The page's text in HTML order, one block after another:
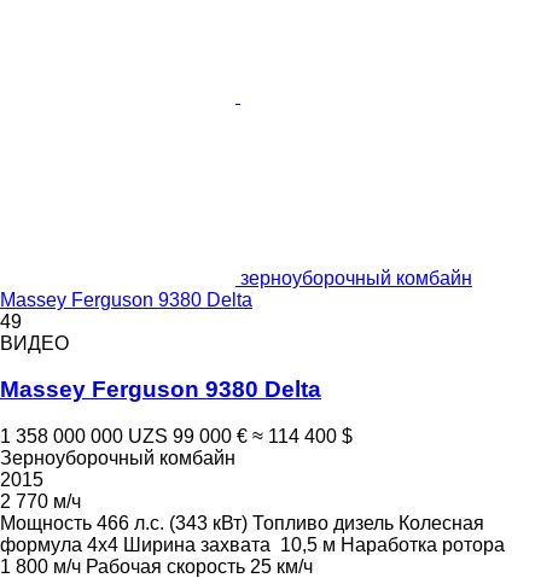
зерноуборочный комбайн
Massey Ferguson 9380 Delta
49
ВИДЕО
Massey Ferguson 9380 Delta
1 358 000 000 UZS 99 000 € ≈ 114 400 $
Зерноуборочный комбайн
2015
2 770 м/ч
Мощность 466 л.с. (343 кВт) Топливо дизель Колесная
формула 4x4 Ширина захвата 10,5 м Наработка ротора
1 800 м/ч Рабочая скорость 25 км/ч